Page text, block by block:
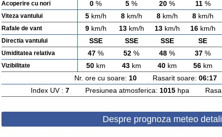
Acoperire cu nori 0 % 5 % 20 % 11%
Viteza vantului 5km/h 8km/h 8km/h 8km/h
Rafale de vant 9km/h 13km/h 13km/h 16km/h
Directia vantului SSE SSE SSE SE
Umiditatea relativa 47 % 52 % 48 % 37 %
Vizibilitate 50km 43km 40km 56km
Nr. ore cu soare: 10Rasarit soare: 06:17
Index UV : 7Presiunea atmosferica: 1015hpa
Despre prognoza meteo